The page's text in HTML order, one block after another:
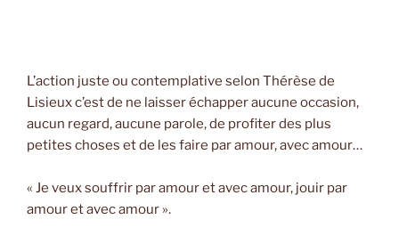
L’action juste ou contemplative selon Thérèse de
Lisieux c’est de ne laisser échapper aucune occasion,
aucun regard, aucune parole, de profiter des plus
petites choses et de les faire par amour, avec amour…
« Je veux souffrir par amour et avec amour, jouir par
amour et avec amour ».